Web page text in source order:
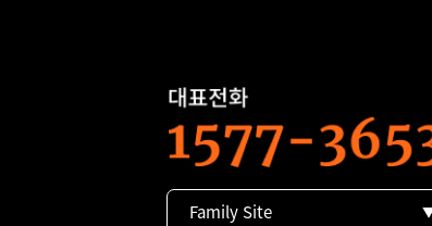
Family Site